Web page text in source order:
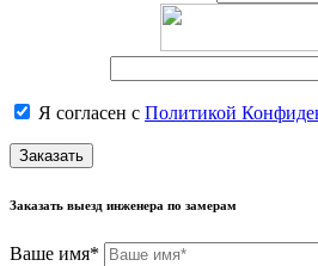
Я согласен с Политикой
Заказать
Заказать выезд инженера по замерам
Ваше имя*